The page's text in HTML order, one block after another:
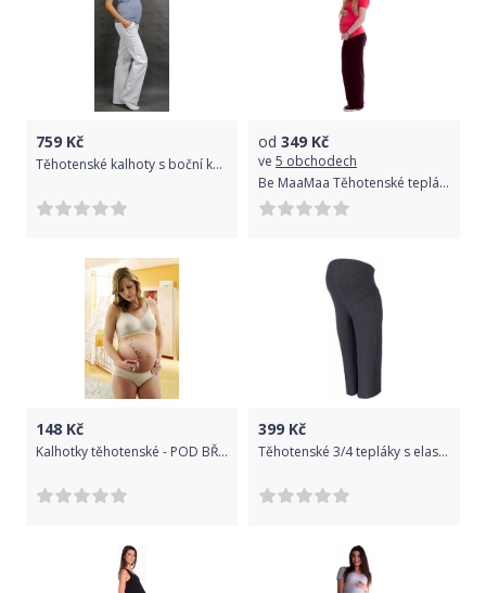
759 Kč
Těhotenské kalhoty s boční kapsou - bílá, Velikosti těh. moda S (36)
od 349 Kč
ve 5 obchodech
Be MaaMaa Těhotenské tepláky - hnědé, vel. XL
148 Kč
Kalhotky těhotenské - POD BŘÍŠKO béžové - vel.S - Clematis
399 Kč
Těhotenské 3/4 tepláky s elastickým pásem - grafit, Velikosti těh. moda L (40)